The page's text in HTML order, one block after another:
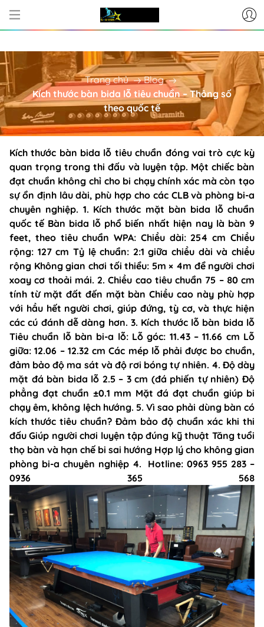
CƠ SỞ CUNG CẤP BÀN BI-A -
Trang chủ
Blog
Kích thước bàn bida lỗ tiêu chuẩn – Thông số
theo quốc tế
Kích thước bàn bida lỗ tiêu chuẩn đóng vai trò cực kỳ
quan trọng trong thi đấu và luyện tập. Một chiếc bàn
đạt chuẩn không chỉ cho bi chạy chính xác mà còn tạo
sự ổn định lâu dài, phù hợp cho các CLB và phòng bi-a
chuyên nghiệp. 1. Kích thước mặt bàn bida lỗ chuẩn
quốc tế Bàn bida lỗ phổ biến nhất hiện nay là bàn 9
feet, theo tiêu chuẩn WPA: Chiều dài: 254 cm Chiều
rộng: 127 cm Tỷ lệ chuẩn: 2:1 giữa chiều dài và chiều
rộng Không gian chơi tối thiểu: 5m × 4m để người chơi
xoay cơ thoải mái. 2. Chiều cao tiêu chuẩn 75 – 80 cm
tính từ mặt đất đến mặt bàn Chiều cao này phù hợp
với hầu hết người chơi, giúp đứng, tỳ cơ, và thực hiện
các cú đánh dễ dàng hơn. 3. Kích thước lỗ bàn bida lỗ
Tiêu chuẩn lỗ bàn bi-a lỗ: Lỗ góc: 11.43 – 11.66 cm Lỗ
giữa: 12.06 – 12.32 cm Các mép lỗ phải được bo chuẩn,
đảm bảo độ ma sát và độ rơi bóng tự nhiên. 4. Độ dày
mặt đá bàn bida lỗ 2.5 – 3 cm (đá phiến tự nhiên) Độ
phẳng đạt chuẩn ±0.1 mm Mặt đá đạt chuẩn giúp bi
chạy êm, không lệch hướng. 5. Vì sao phải dùng bàn có
kích thước tiêu chuẩn? Đảm bảo độ chuẩn xác khi thi
đấu Giúp người chơi luyện tập đúng kỹ thuật Tăng tuổi
thọ bàn và hạn chế bi sai hướng Hợp lý cho không gian
phòng bi-a chuyên nghiệp 4. Hotline: 0963 955 283 –
0936 365 568